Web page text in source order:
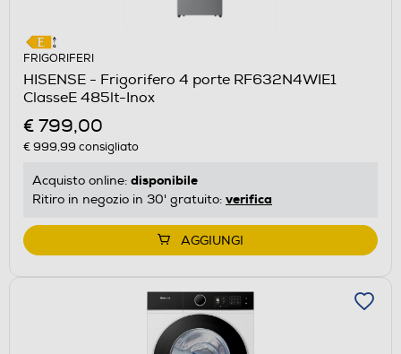
FRIGORIFERI
HISENSE - Frigorifero 4 porte RF632N4WIE1
ClasseE 485lt-Inox
€ 799,00
€ 999,99 consigliato
Acquisto online: disponibile
Ritiro in negozio in 30' gratuito: verifica
AGGIUNGI